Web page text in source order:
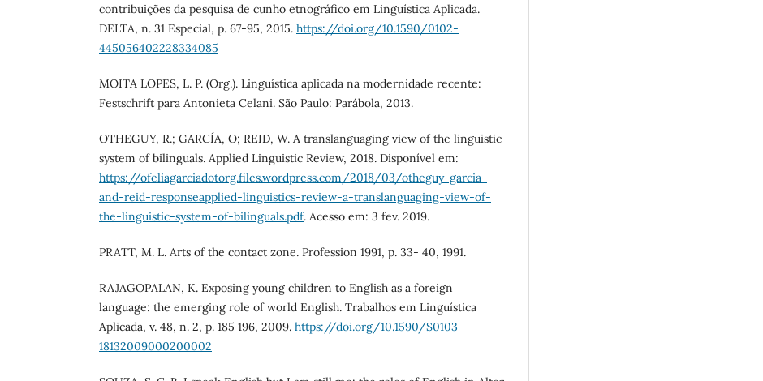
contribuições da pesquisa de cunho etnográfico em Linguística Aplicada.
DELTA, n. 31 Especial, p. 67-95, 2015. https://doi.org/10.1590/0102-
445056402228334085
MOITA LOPES, L. P. (Org.). Linguística aplicada na modernidade recente:
Festschrift para Antonieta Celani. São Paulo: Parábola, 2013.
OTHEGUY, R.; GARCÍA, O; REID, W. A translanguaging view of the linguistic
system of bilinguals. Applied Linguistic Review, 2018. Disponível em:
https://ofeliagarciadotorg.files.wordpress.com/2018/03/otheguy-garcia-
and-reid-responseapplied-linguistics-review-a-translanguaging-view-of-
the-linguistic-system-of-bilinguals.pdf. Acesso em: 3 fev. 2019.
PRATT, M. L. Arts of the contact zone. Profession 1991, p. 33- 40, 1991.
RAJAGOPALAN, K. Exposing young children to English as a foreign
language: the emerging role of world English. Trabalhos em Linguística
Aplicada, v. 48, n. 2, p. 185 196, 2009. https://doi.org/10.1590/S0103-
18132009000200002